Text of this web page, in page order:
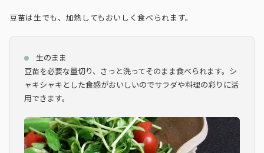
豆苗は生でも、加熱してもおいしく食べられます。
生のまま
豆苗を必要な量切り、さっと洗ってそのまま食べられます。シ
ャキシャキとした食感がおいしいのでサラダや料理の彩りに活
用できます。